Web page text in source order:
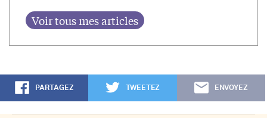
PARTAGEZ TWEETEZ ENVOYEZ